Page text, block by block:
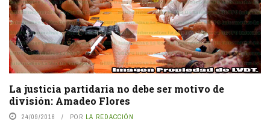
La justicia partidaria no debe ser motivo de
división: Amadeo Flores
24/09/2016 POR LA REDACCIÓN